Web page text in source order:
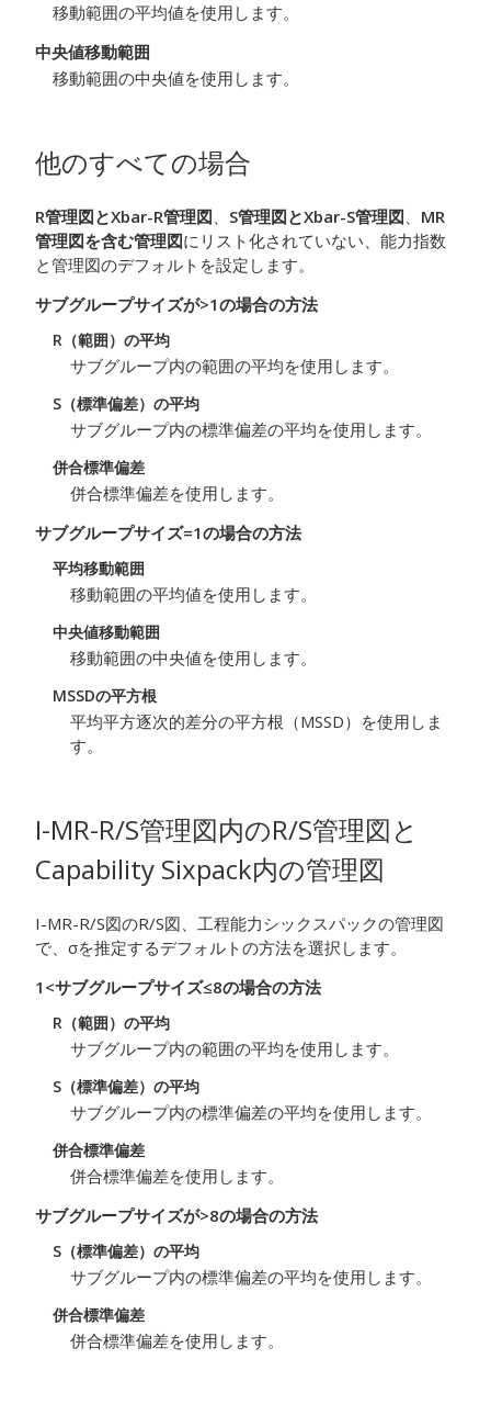
移動範囲の平均値を使用します。
中央値移動範囲
移動範囲の中央値を使用します。
他のすべての場合
R管理図とXbar-R管理図、 S管理図とXbar-S管理図、 MR
管理図を含む管理図にリスト化されていない、能力指数
と管理図のデフォルトを設定します。
サブグループサイズが>1の場合の方法
R（範囲）の平均
サブグループ内の範囲の平均を使用します。
S（標準偏差）の平均
サブグループ内の標準偏差の平均を使用します。
併合標準偏差
併合標準偏差を使用します。
サブグループサイズ=1の場合の方法
平均移動範囲
移動範囲の平均値を使用します。
中央値移動範囲
移動範囲の中央値を使用します。
MSSDの平方根
平均平方逐次的差分の平方根（MSSD）を使用しま
す。
I-MR-R/S管理図内のR/S管理図と
Capability Sixpack内の管理図
I-MR-R/S図のR/S図、工程能力シックスパックの管理図
で、σを推定するデフォルトの方法を選択します。
1<サブグループサイズ≤8の場合の方法
R（範囲）の平均
サブグループ内の範囲の平均を使用します。
S（標準偏差）の平均
サブグループ内の標準偏差の平均を使用します。
併合標準偏差
併合標準偏差を使用します。
サブグループサイズが>8の場合の方法
S（標準偏差）の平均
サブグループ内の標準偏差の平均を使用します。
併合標準偏差
併合標準偏差を使用します。